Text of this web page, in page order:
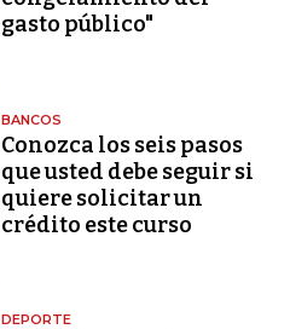
gasto público"
BANCOS
Conozca los seis pasos
que usted debe seguir si
quiere solicitar un
crédito este curso
DEPORTE